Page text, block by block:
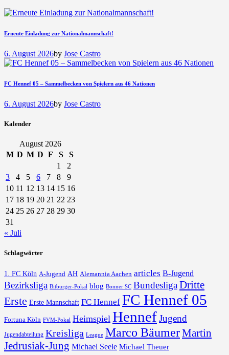
Erneute Einladung zur Nationalmannschaft!
6. August 2026by Jose Castro
FC Hennef 05 – Sammelbecken von Spielern aus 46 Nationen
6. August 2026by Jose Castro
Kalender
August 2026
M D M D F S
S
1
2
3
4 5 6 7 8
9
10 11 12 13 14 15 16
17 18 19 20 21 22 23
24 25 26 27 28 29 30
31
« Juli
Schlagwörter
1. FC Köln A-Jugend AH Alemannia Aachen articles B-Jugend
Bezirksliga Bitburger-Pokal blog Bonner SC BundesligaDritte
Erste Erste Mannschaft FC Hennef FC Hennef 05
Fortuna Köln FVM-Pokal Heimspiel HennefJugend
Jugendabteilung Kreisliga League Marco BäumerMartin
Jedrusiak-Jung Michael Seele Michael Theuer